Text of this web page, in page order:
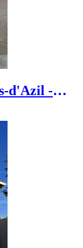
d'Azil -